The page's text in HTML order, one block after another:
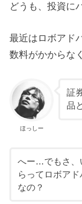
どうも、投資に
最近はロボアド
数料がかからな
ほっしー
証
品
へー…でもさ、
らってロボア
なの？